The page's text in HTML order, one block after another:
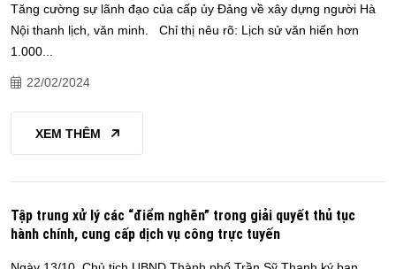
Tăng cường sự lãnh đạo của cấp ủy Đảng về xây dựng người Hà
Nội thanh lịch, văn minh. Chỉ thị nêu rõ: Lịch sử văn hiến hơn
1.000...
22/02/2024
XEM THÊM
Tập trung xử lý các “điểm nghẽn” trong giải quyết thủ tục
hành chính, cung cấp dịch vụ công trực tuyến